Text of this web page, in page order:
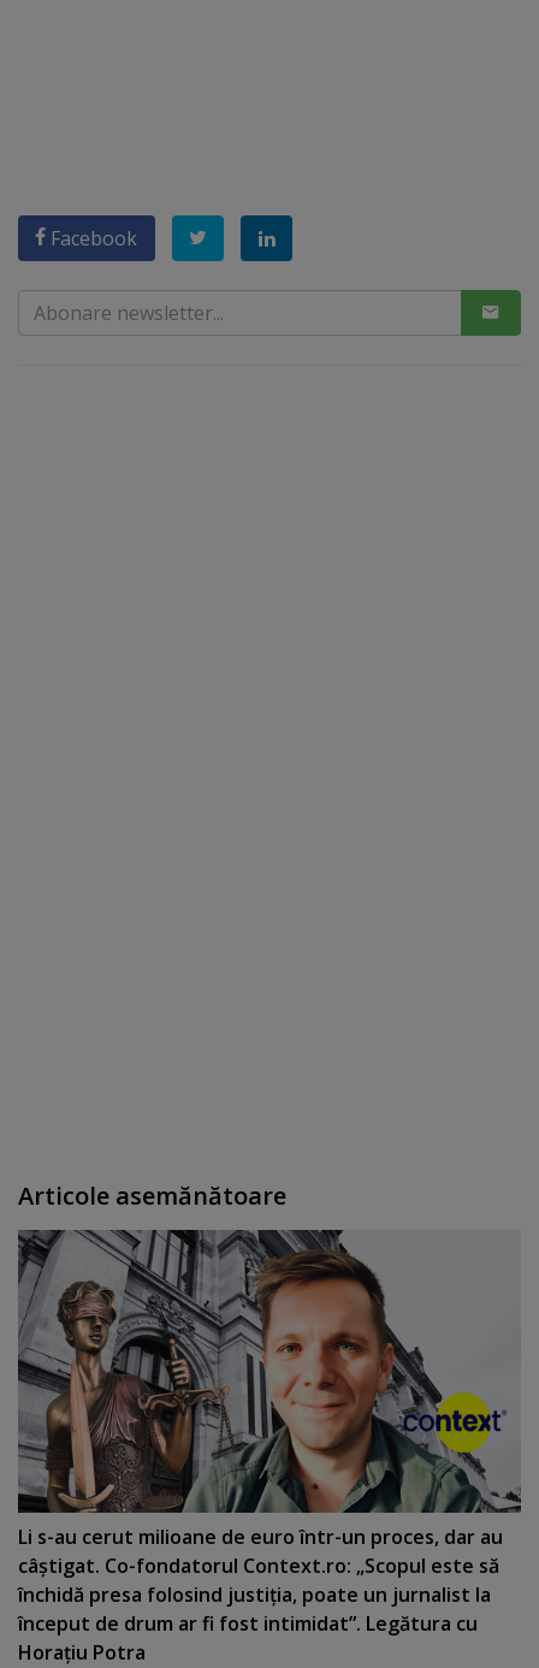
Facebook
Articole asemănătoare
Li s-au cerut milioane de euro într-un proces, dar au
câştigat. Co-fondatorul Context.ro: „Scopul este să
închidă presa folosind justiţia, poate un jurnalist la
început de drum ar fi fost intimidat”. Legătura cu
Horaţiu Potra